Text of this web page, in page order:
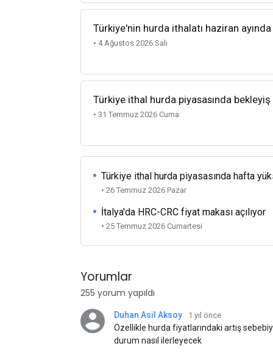
Türkiye'nin hurda ithalatı haziran ayında
• 4 Ağustos 2026 Salı
Türkiye ithal hurda piyasasında
• 31 Temmuz 2026 Cuma
Türkiye ithal hurda piyasasında hafta
• 26 Temmuz 2026 Pazar
İtalya'da HRC-CRC fiyat makası açılıyor
• 25 Temmuz 2026 Cumartesi
Yorumlar
255 yorum yapıldı
Duhan Asil Aksoy 1 yıl önce
Özellikle hurda fiyatlarındaki artış
durum nasıl ilerleyecek